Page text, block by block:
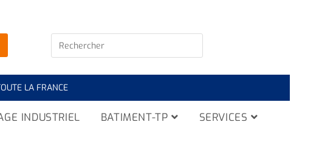
LA FRANCE
INDUSTRIEL BATIMENT-TP SERVICES